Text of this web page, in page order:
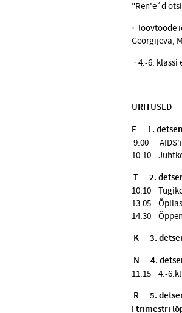
"Ren'e´d
· loovtööde
Georgijeva,
· 4.-6.
ÜRITUSED
E
1.
9.00 AIDS'i
10.10
T 2.
10.10
13.05
14.30
K
3.
N
4.
11.15 4.-
R
5.
I trimestri